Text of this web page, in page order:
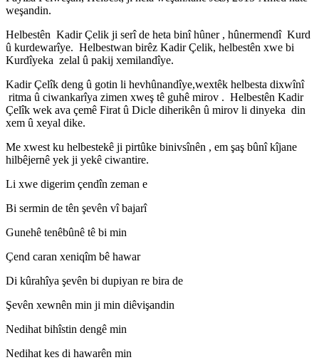
weşandin.
Helbestên Kadir Çelik ji serî de heta binî hûner , hûnermendî Kurd
û kurdewarîye. Helbestwan birêz Kadir Çelik, helbestên xwe bi
Kurdîyeka zelal û pakij xemilandîye.
Kadir Çelîk deng û gotin li hevhûnandîye,wextêk helbesta dixwînî
ritma û ciwankarîya zimen xweş tê guhê mirov . Helbestên Kadir
Çelîk wek ava çemê Firat û Dicle diherikên û mirov li dinyeka din
xem û xeyal dike.
Me xwest ku helbestekê ji pirtûke binivsînên , em şaş bûnî kîjane
hilbêjernê yek ji yekê ciwantire.
Li xwe digerim çendîn zeman e
Bi sermin de tên şevên vî bajarî
Gunehê tenêbûnê tê bi min
Çend caran xeniqîm bê hawar
Di kûrahîya şevên bi dupiyan re bira de
Şevên xewnên min ji min diêvişandin
Nedihat bihîstin dengê min
Nedihat kes di hawarên min